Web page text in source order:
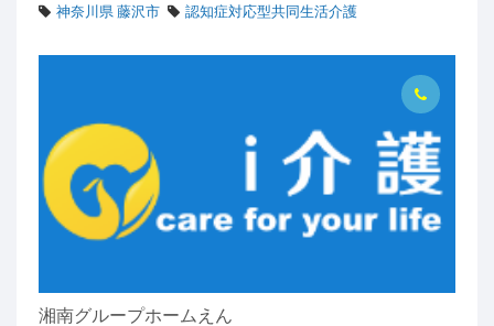
神奈川県 藤沢市
認知症対応型共同生活介護
湘南グループホームえん